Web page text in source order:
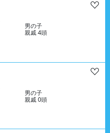
男の子
親戚 4頭
男の子
親戚 0頭